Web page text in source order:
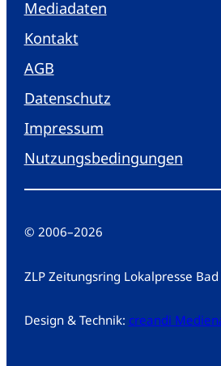
Mediadaten
Kontakt
AGB
Datenschutz
Impressum
Nutzungsbedingungen
© 2006–2026
ZLP Zeitungsring Lokalpresse
Design & Technik: creandi